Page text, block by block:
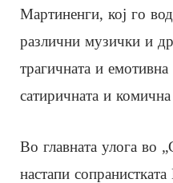
Мартиненги, кој го
различни музички и
трагичната и
сатиричната и
Во главната улога во
настапи